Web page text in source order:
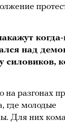
когда-
над
силовиков,
на разгонах
где молодые
Для них